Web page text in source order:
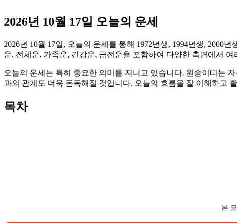
2026년 10월 17일 오늘의 운세
2026년 10월 17일, 오늘의 운세를 통해 1972년생, 1994년생, 2000
운, 전체운, 가족운, 건강운, 금전운을 포함하여 다양한 측면에서
오늘의 운세는 특히 중요한 의미를 지니고 있습니다. 원숭이띠는
과의 관계도 더욱 돈독해질 것입니다. 오늘의 흐름을 잘 이해하고
목차
본